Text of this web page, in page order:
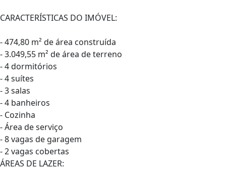
CARACTERÍSTICAS DO IMÓVEL:
- 474,80 m² de área construída
- 3.049,55 m² de área de terreno
- 4 dormitórios
- 4 suítes
- 3 salas
- 4 banheiros
- Cozinha
- Área de serviço
- 8 vagas de garagem
- 2 vagas cobertas
ÁREAS DE LAZER: